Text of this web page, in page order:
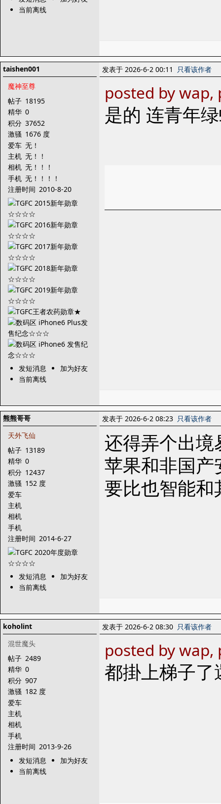
当前离线
taishen001
魔神至尊
帖子 18195
精华 0
积分 37652
激骚 1676 度
爱车 无！
主机 无！！
相机 无！！！
手机 无！！！！
注册时间 2010-8-20
发短消息
加为好友
当前离线
发表于 2026-6-2 00:11 只看该作者
posted by
是的 连青年
熊熊哥哥
天外飞仙
帖子 13189
精华 0
积分 12437
激骚 152 度
爱车
主机
相机
手机
注册时间 2014-6-27
发短消息
加为好友
当前离线
发表于 2026-6-2 08:23 只看该作者
还得弄个出境
苹果和非国
要比也智能
koholint
混世魔头
帖子 2489
精华 0
积分 907
激骚 182 度
爱车
主机
相机
手机
注册时间 2013-9-26
发短消息
加为好友
当前离线
发表于 2026-6-2 08:30 只看该作者
posted by
都掛上梯子了